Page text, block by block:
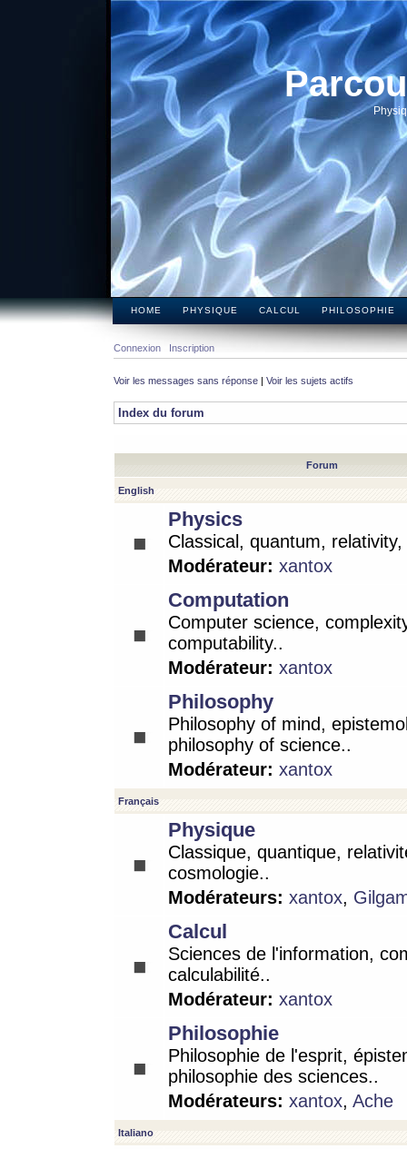
HOME PHYSIQUE CALCUL PHILOSOPHIE
Connexion Inscription
Voir les messages sans réponse | Voir les sujets actifs
Index du forum
Forum
English
Physics
Classical, quantum,
Modérateur: xantox
Computation
Computer science,
computability..
Modérateur: xantox
Philosophy
Philosophy of mind,
philosophy of science..
Modérateur: xantox
Français
Physique
Classique, quantique,
cosmologie..
Modérateurs: xantox,
Calcul
Sciences de l'information,
calculabilité..
Modérateur: xantox
Philosophie
Philosophie de l'esprit,
philosophie des sciences..
Modérateurs: xantox, Ache
Italiano